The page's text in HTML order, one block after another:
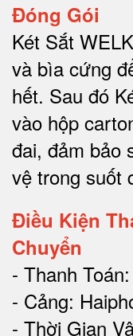
Đóng Gói
Két Sắt
và bìa cứng
hết. Sau đó
vào hộp
đai, đảm bảo
vệ trong suốt
Điều Kiện
Chuyển
- Thanh
- Cảng:
- Thời Gian